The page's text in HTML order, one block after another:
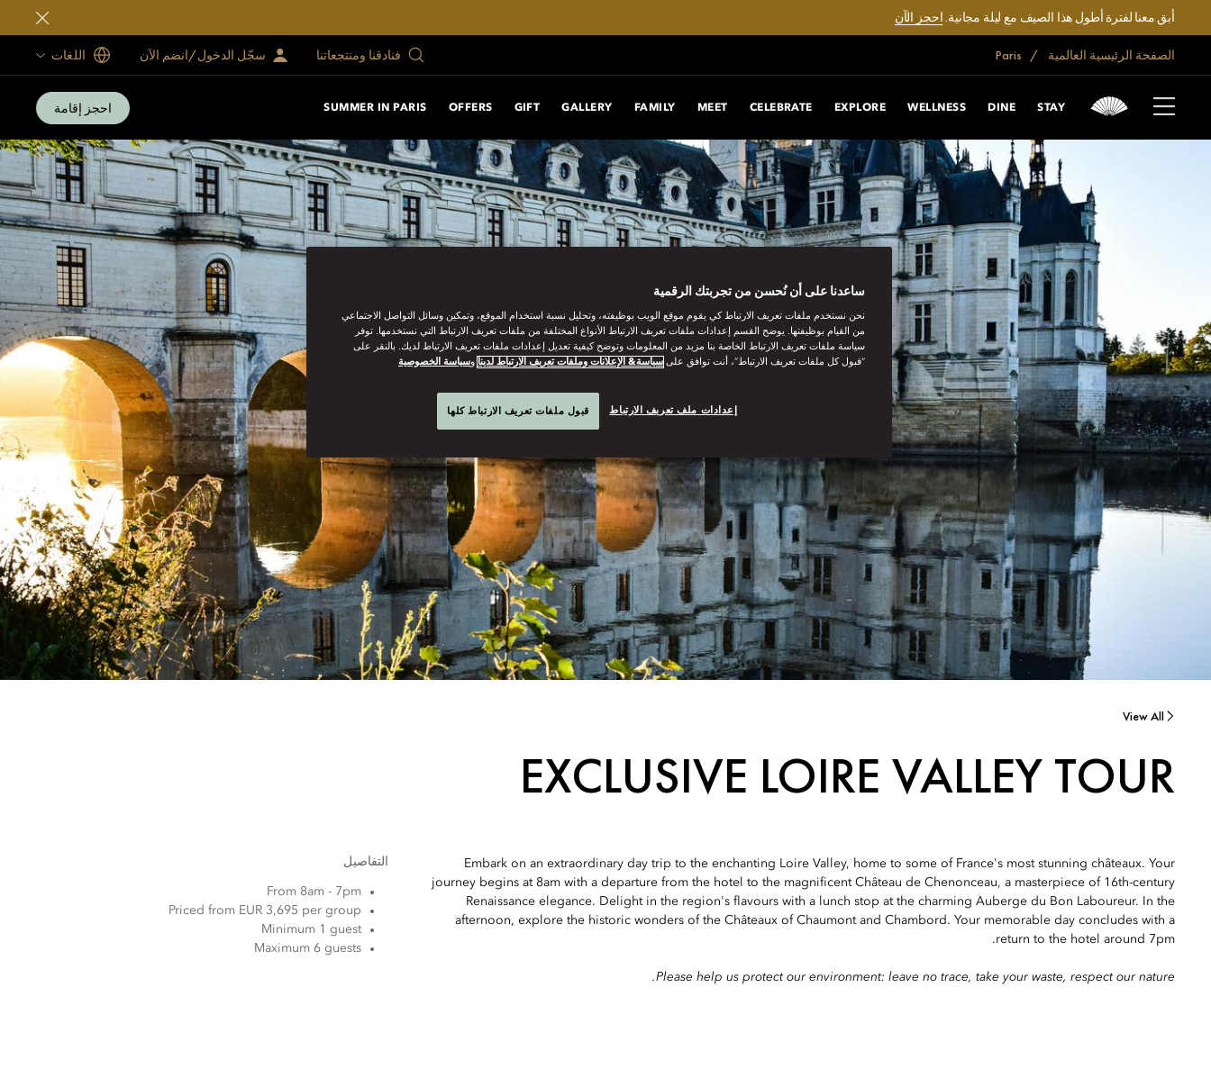
أبق معنا لفترة أطول هذا الصيف مع ليلة مجانية.احجز الآن
الصفحة الرئيسية العالمية فنادقنا ومنتجعاتنا سجّل الدخول/انضم الآن اللغات
STAY
DINE
WELLNESS
EXPLORE
CELEBRATE
MEET
FAMILY
GALLERY
GIFT
OFFERS
SUMMER IN PARIS احجز إقامة
View All
EXCLUSIVE LOIRE VALLEY TOUR
Embark on an extraordinary day trip to the enchanting Loire Valley, home to some of France's most stunning châteaux. Your
journey begins at 8am with a departure from the hotel to the magnificent Château de Chenonceau, a masterpiece of 16th-century
Renaissance elegance. Delight in the region's flavours with a lunch stop at the charming Auberge du Bon Laboureur. In the
afternoon, explore the historic wonders of the Châteaux of Chaumont and Chambord. Your memorable day concludes with a
return to the hotel around 7pm.
Please help us protect our environment: leave no trace, take your waste, respect our nature.
التفاصيل
From 8am - 7pm
Priced from EUR 3,695 per group
Minimum 1 guest
Maximum 6 guests
ساعدنا على أن نُحسن من تجربتك الرقمية
نحن نستخدم ملفات تعريف الارتباط كي يقوم موقع الويب بوظيفته، وتحليل نسبة استخدام الموقع، وتمكين وسائل التواصل الاجتماعي
من القيام بوظيفتها. يوضح القسم إعدادات ملفات تعريف الارتباط الأنواع المختلفة من ملفات تعريف الارتباط التي نستخدمها. توفر
سياسة ملفات تعريف الارتباط الخاصة بنا مزيد من المعلومات وتوضح كيفية تعديل إعدادات ملفات تعريف الارتباط لديك. بالنقر على
“قبول كل ملفات تعريف الارتباط”، أنت توافق على سياسة& الإعلانات وملفات تعريف الارتباط لدينا وسياسة الخصوصية
إعدادات ملف تعريف الارتباط قبول ملفات تعريف الارتباط كلها